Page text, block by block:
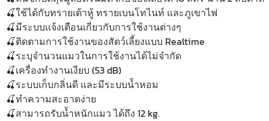
🍒ใช้ได้กับทรายเต้าหู้ ทรายเบนโทไนท์ และภูเขาไฟ
🍒มีระบบแจ้งเตือนเกี่ยวกับการใช้งานต่างๆ
🍒ติดตามการใช้งานของสัตว์เลี้ยงแบบ Realtime
🍒ระบุจำนวนแมวในการใช้งานได้ไม่จำกัด
🍒เครื่องทำงานเงียบ (53 dB)
🍒ระบบเก็บกลิ่นดี และมีระบบน้ำหอม
🍒ทำความสะอาดง่าย
🍒สามารถรับน้ำหนักแมว ได้ถึง 12 kg.